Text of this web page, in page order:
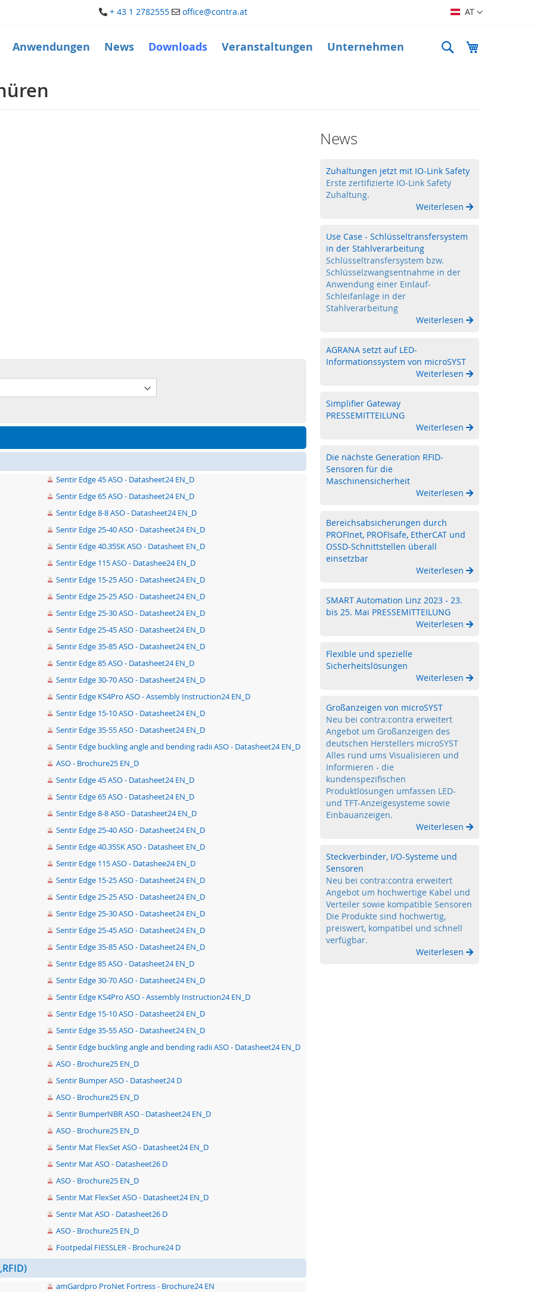
+ 43 1 2782555 office@contra.at Sprache
AT
Anwendungen News Downloads Veranstaltungen Unternehmen Suche
Sentir Edge 45 ASO - Datasheet24 EN_D
Sentir Edge 65 ASO - Datasheet24 EN_D
Sentir Edge 8-8 ASO - Datasheet24 EN_D
Sentir Edge 25-40 ASO - Datasheet24 EN_D
Sentir Edge 40.35SK ASO - Datasheet EN_D
Sentir Edge 115 ASO - Datashee24 EN_D
Sentir Edge 15-25 ASO - Datasheet24 EN_D
Sentir Edge 25-25 ASO - Datasheet24 EN_D
Sentir Edge 25-30 ASO - Datasheet24 EN_D
Sentir Edge 25-45 ASO - Datasheet24 EN_D
Sentir Edge 35-85 ASO - Datasheet24 EN_D
Sentir Edge 85 ASO - Datasheet24 EN_D
Sentir Edge 30-70 ASO - Datasheet24 EN_D
Sentir Edge KS4Pro ASO - Assembly Instruction24 EN_D
Sentir Edge 15-10 ASO - Datasheet24 EN_D
Sentir Edge 35-55 ASO - Datasheet24 EN_D
Sentir Edge buckling angle and bending radii ASO - Datasheet24 EN_D
ASO - Brochure25 EN_D
Sentir Edge 45 ASO - Datasheet24 EN_D
Sentir Edge 65 ASO - Datasheet24 EN_D
Sentir Edge 8-8 ASO - Datasheet24 EN_D
Sentir Edge 25-40 ASO - Datasheet24 EN_D
Sentir Edge 40.35SK ASO - Datasheet EN_D
Sentir Edge 115 ASO - Datashee24 EN_D
Sentir Edge 15-25 ASO - Datasheet24 EN_D
Sentir Edge 25-25 ASO - Datasheet24 EN_D
Sentir Edge 25-30 ASO - Datasheet24 EN_D
Sentir Edge 25-45 ASO - Datasheet24 EN_D
Sentir Edge 35-85 ASO - Datasheet24 EN_D
Sentir Edge 85 ASO - Datasheet24 EN_D
Sentir Edge 30-70 ASO - Datasheet24 EN_D
Sentir Edge KS4Pro ASO - Assembly Instruction24 EN_D
Sentir Edge 15-10 ASO - Datasheet24 EN_D
Sentir Edge 35-55 ASO - Datasheet24 EN_D
Sentir Edge buckling angle and bending radii ASO - Datasheet24 EN_D
ASO - Brochure25 EN_D
Sentir Bumper ASO - Datasheet24 D
ASO - Brochure25 EN_D
Sentir BumperNBR ASO - Datasheet24 EN_D
ASO - Brochure25 EN_D
Sentir Mat FlexSet ASO - Datasheet24 EN_D
Sentir Mat ASO - Datasheet26 D
ASO - Brochure25 EN_D
Sentir Mat FlexSet ASO - Datasheet24 EN_D
Sentir Mat ASO - Datasheet26 D
ASO - Brochure25 EN_D
Footpedal FIESSLER - Brochure24 D
amGardpro ProNet Fortress - Brochure24 EN
News
Zuhaltungen jetzt mit IO-Link Safety
Erste zertifizierte IO-Link Safety
Zuhaltung.
Weiterlesen
Use Case - Schlüsseltransfersystem
in der Stahlverarbeitung
Schlüsseltransfersystem bzw.
Schlüsselzwangsentnahme in der
Anwendung einer Einlauf-
Schleifanlage in der
Stahlverarbeitung
Weiterlesen
AGRANA setzt auf LED-
Informationssystem von microSYST
Weiterlesen
Simplifier Gateway
PRESSEMITTEILUNG
Weiterlesen
Die nächste Generation RFID-
Sensoren für die
Maschinensicherheit
Weiterlesen
Bereichsabsicherungen durch
PROFInet, PROFIsafe, EtherCAT und
OSSD-Schnittstellen überall
einsetzbar
Weiterlesen
SMART Automation Linz 2023 - 23.
bis 25. Mai PRESSEMITTEILUNG
Weiterlesen
Flexible und spezielle
Sicherheitslösungen
Weiterlesen
Großanzeigen von microSYST
Neu bei contra:contra erweitert
Angebot um Großanzeigen des
deutschen Herstellers microSYST
Alles rund ums Visualisieren und
Informieren - die
kundenspezifischen
Produktlösungen umfassen LED-
und TFT-Anzeigesysteme sowie
Einbauanzeigen.
Weiterlesen
Steckverbinder, I/O-Systeme und
Sensoren
Neu bei contra:contra erweitert
Angebot um hochwertige Kabel und
Verteiler sowie kompatible Sensoren
Die Produkte sind hochwertig,
preiswert, kompatibel und schnell
verfügbar.
Weiterlesen